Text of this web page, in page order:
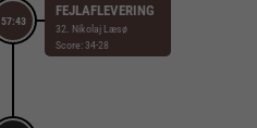
57:43
FEJLAFLEVERING
32. Nikolaj Læsø
Score: 34-28